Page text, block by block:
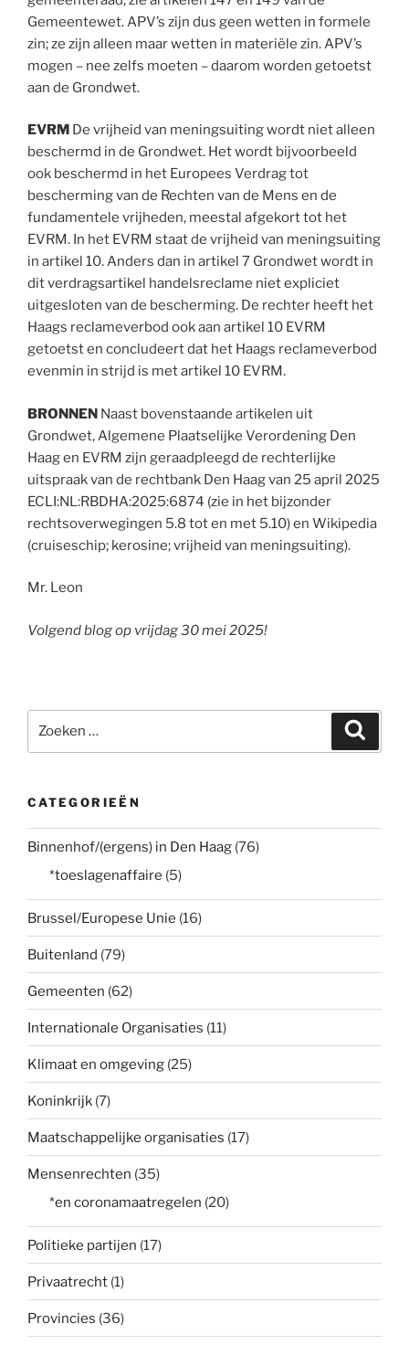
Gemeentewet. APV’s zijn dus geen wetten in formele
zin; ze zijn alleen maar wetten in materiële zin. APV’s
mogen – nee zelfs moeten – daarom worden getoetst
aan de Grondwet.
EVRM De vrijheid van meningsuiting wordt niet alleen
beschermd in de Grondwet. Het wordt bijvoorbeeld
ook beschermd in het Europees Verdrag tot
bescherming van de Rechten van de Mens en de
fundamentele vrijheden, meestal afgekort tot het
EVRM. In het EVRM staat de vrijheid van meningsuiting
in artikel 10. Anders dan in artikel 7 Grondwet wordt in
dit verdragsartikel handelsreclame niet expliciet
uitgesloten van de bescherming. De rechter heeft het
Haags reclameverbod ook aan artikel 10 EVRM
getoetst en concludeert dat het Haags reclameverbod
evenmin in strijd is met artikel 10 EVRM.
BRONNEN Naast bovenstaande artikelen uit
Grondwet, Algemene Plaatselijke Verordening Den
Haag en EVRM zijn geraadpleegd de rechterlijke
uitspraak van de rechtbank Den Haag van 25 april 2025
ECLI:NL:RBDHA:2025:6874 (zie in het bijzonder
rechtsoverwegingen 5.8 tot en met 5.10) en Wikipedia
(cruiseschip; kerosine; vrijheid van meningsuiting).
Mr. Leon
Volgend blog op vrijdag 30 mei 2025!
naar:
CATEGORIEËN
Binnenhof/(ergens) in Den Haag (76)
*toeslagenaffaire (5)
Brussel/Europese Unie (16)
Buitenland (79)
Gemeenten (62)
Internationale Organisaties (11)
Klimaat en omgeving (25)
Koninkrijk (7)
Maatschappelijke organisaties (17)
Mensenrechten (35)
*en coronamaatregelen (20)
Politieke partijen (17)
Privaatrecht (1)
Provincies (36)